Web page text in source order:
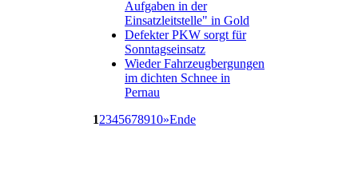
Aufgaben in der
Einsatzleitstelle" in Gold
Defekter PKW sorgt für
Sonntagseinsatz
Wieder Fahrzeugbergungen
im dichten Schnee in
Pernau
12345678910»Ende